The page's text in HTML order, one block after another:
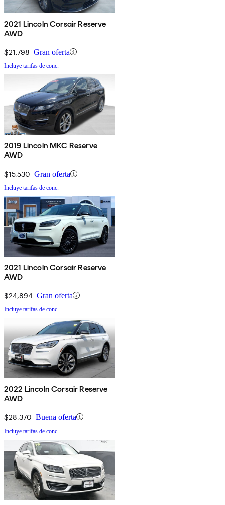
2021 Lincoln Corsair Reserve
AWD
$21,798 Gran oferta
Incluye tarifas de conc.
2019 Lincoln MKC Reserve
AWD
$15,530 Gran oferta
Incluye tarifas de conc.
2021 Lincoln Corsair Reserve
AWD
$24,894 Gran oferta
Incluye tarifas de conc.
2022 Lincoln Corsair Reserve
AWD
$28,370 Buena oferta
Incluye tarifas de conc.